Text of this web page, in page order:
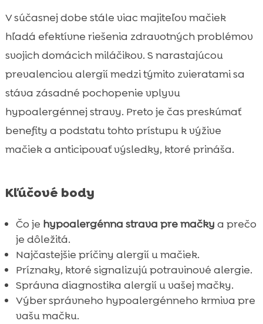
Bezlepková strava pre mačky – Mýty a
fakty
 Špeciálna strava pre alergické mačky
 CricksyCat krmivo – Ideálna voľba?
 Úloha stravy pri prevencii zdravotných
problémov
 Ako pomôcť mačke prejsť na
hypoalergénnu stravu?
krmiva
krmív
Záver
 FAQ
V súčasnej dobe stále viac majiteľov mačiek
hľadá efektívne riešenia zdravotných problémov
svojich domácich miláčikov. S narastajúcou
prevalenciou alergií medzi týmito zvieratami sa
stáva zásadné pochopenie vplyvu
hypoalergénnej stravy. Preto je čas preskúmať
benefity a podstatu tohto prístupu k výžive
mačiek a anticipovať výsledky, ktoré prináša.
Kľúčové body
Čo je hypoalergénna strava pre mačky a prečo
je dôležitá.
Najčastejšie príčiny alergií u mačiek.
Príznaky, ktoré signalizujú potravinové alergie.
Správna diagnostika alergií u vašej mačky.
Výber správneho hypoalergénneho krmiva pre
vašu mačku.